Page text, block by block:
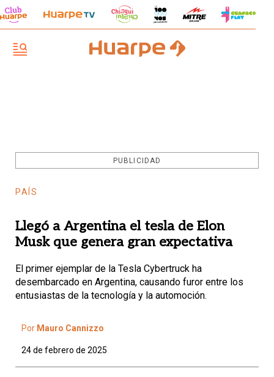
PUBLICIDAD
PAÍS
Llegó a Argentina el tesla de Elon
Musk que genera gran expectativa
El primer ejemplar de la Tesla Cybertruck ha
desembarcado en Argentina, causando furor entre los
entusiastas de la tecnología y la automoción.
Por Mauro Cannizzo
24 de febrero de 2025